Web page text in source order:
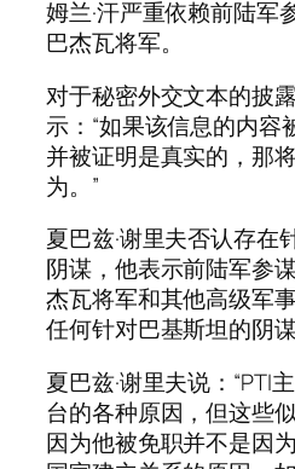
姆兰·汗严重依赖前陆军
巴杰瓦将军。
对于秘密外交文本的披
示：“如果该信息的内容
并被证明是真实的，那
为。”
夏巴兹·谢里夫否认存在
阴谋，他表示前陆军参
杰瓦将军和其他高级军
任何针对巴基斯坦的阴谋
夏巴兹·谢里夫说：“PTI
台的各种原因，但这些
因为他被免职并不是因